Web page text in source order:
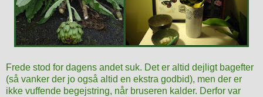
Frede stod for dagens andet suk. Det er altid dejligt bagefter
(så vanker der jo også altid en ekstra godbid), men der er
ikke vuffende begejstring, når bruseren kalder. Derfor var